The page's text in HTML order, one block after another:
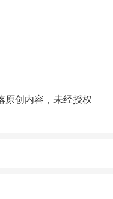
原创内容，未经授权